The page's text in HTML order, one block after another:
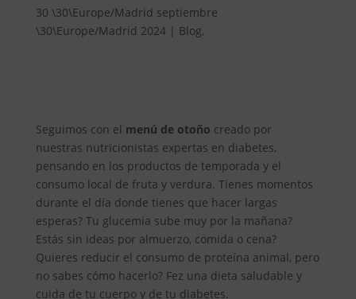
30 \30\Europe/Madrid septiembre
\30\Europe/Madrid 2024| Blog,
Seguimos con el menú de otoño creado por
nuestras nutricionistas expertas en diabetes,
pensando en los productos de temporada y el
consumo local de fruta y verdura. Tienes momentos
durante el día donde tienes que hacer largas
esperas? Tu glucemia sube muy por la mañana?
Estás sin ideas por almuerzo, comida o cena?
Quieres reducir el consumo de proteína animal, pero
no sabes cómo hacerlo? Fez una dieta saludable y
cuida de tu cuerpo y de tu diabetes.